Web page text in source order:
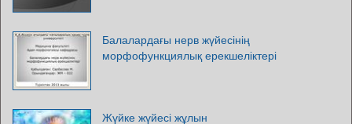
Балалардағы нерв жүйесінің
морфофункциялық ерекшеліктері
Жүйке жүйесі жұлын